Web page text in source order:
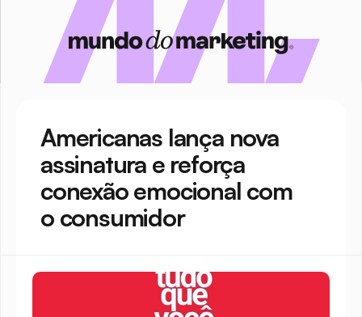
Americanas lança nova
assinatura e reforça
conexão emocional com
o consumidor